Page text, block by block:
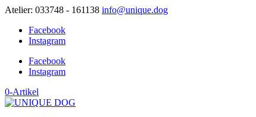
Atelier: 033748 - 161138 info@unique.dog
Facebook
Instagram
Facebook
Instagram
0-Artikel